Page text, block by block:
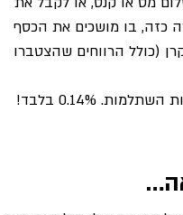
כזה, בו מושכים את הכסף
(כולל הרווחים שהצטברו
0.14% בלבד!